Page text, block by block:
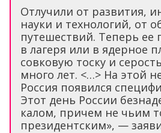
Отлучили от развития,
науки и технологий, от
путешествий. Теперь ее
в лагеря или в ядерное
совковую тоску и
много лет. <…> На этой
Россия появился
Этот день России
калом, причем не чьим
президентским», —